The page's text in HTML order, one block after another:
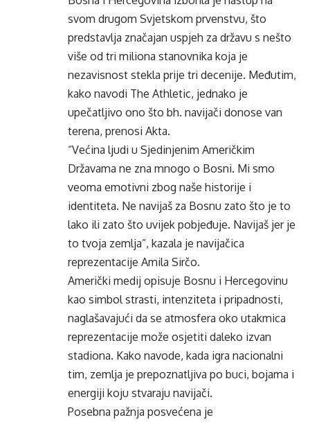
svom drugom Svjetskom prvenstvu, što
predstavlja značajan uspjeh za državu s nešto
više od tri miliona stanovnika koja je
nezavisnost stekla prije tri decenije. Međutim,
kako navodi The Athletic, jednako je
upečatljivo ono što bh. navijači donose van
terena, prenosi Akta.
“Većina ljudi u Sjedinjenim Američkim
Državama ne zna mnogo o Bosni. Mi smo
veoma emotivni zbog naše historije i
identiteta. Ne navijaš za Bosnu zato što je to
lako ili zato što uvijek pobjeđuje. Navijaš jer je
to tvoja zemlja”, kazala je navijačica
reprezentacije Amila Sirčo.
Američki medij opisuje Bosnu i Hercegovinu
kao simbol strasti, intenziteta i pripadnosti,
naglašavajući da se atmosfera oko utakmica
reprezentacije može osjetiti daleko izvan
stadiona. Kako navode, kada igra nacionalni
tim, zemlja je prepoznatljiva po buci, bojama i
energiji koju stvaraju navijači.
Posebna pažnja posvećena je